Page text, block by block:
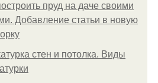
пруд на даче своими
Добавление статьи в новую
стен и потолка. Виды